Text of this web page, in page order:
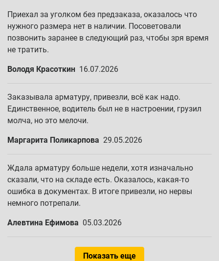
Приехал за уголком без предзаказа, оказалось что
нужного размера нет в наличии. Посоветовали
позвонить заранее в следующий раз, чтобы зря время
не тратить.
Володя Красоткин 16.07.2026
Заказывала арматуру, привезли, всё как надо.
Единственное, водитель был не в настроении, грузил
молча, но это мелочи.
Маргарита Поликарпова 29.05.2026
Ждала арматуру больше недели, хотя изначально
сказали, что на складе есть. Оказалось, какая-то
ошибка в документах. В итоге привезли, но нервы
немного потрепали.
Алевтина Ефимова 05.03.2026
Показать еще